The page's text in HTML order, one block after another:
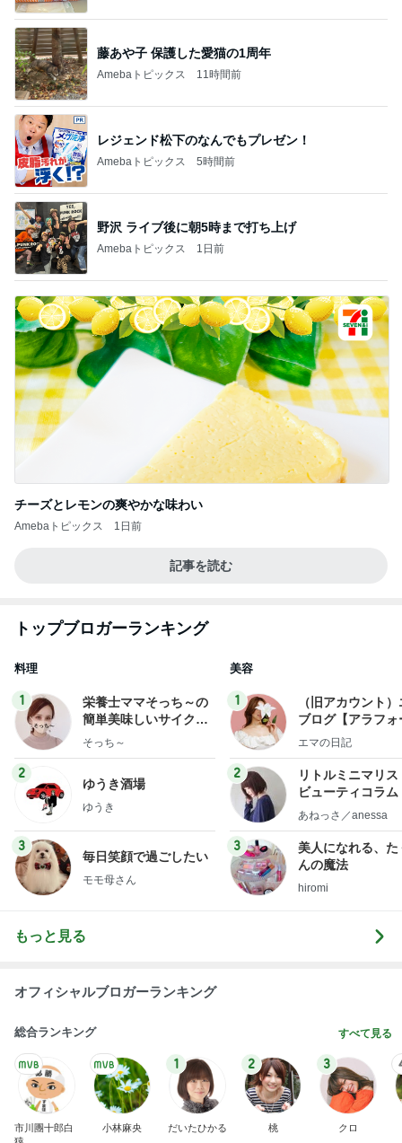
藤あや子 保護した愛猫の1周年
Amebaトピックス 11時間前
レジェンド松下のなんでもプレゼン！
Amebaトピックス 5時間前
野沢 ライブ後に朝5時まで打ち上げ
Amebaトピックス 1日前
チーズとレモンの爽やかな味わい
Amebaトピックス 1日前
記事を読む
トップブロガーランキング
料理
1
栄養士ママそっち～の
簡単美味しいサイクル
献立
そっち～
2
ゆうき酒場
ゆうき
3
毎日笑顔で過ごしたい
モモ母さん
美容
1
（旧アカウント
ブログ【アラフォ
社売却セカンドラ
エマの日記
2
リトルミニマリス
ビューティコラ
little
あねっさ／anessa
3
美人になれる、た
んの魔法
hiromi
もっと見る
オフィシャルブロガーランキング
総合ランキング すべて見る
市川團十郎白
小林麻央
1
だいたひかる
2
桃
3
クロ